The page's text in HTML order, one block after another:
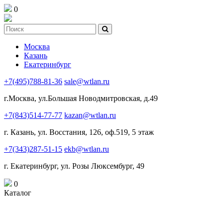
0
Москва
Казань
Екатеринбург
+7(495)788-81-36 sale@wtlan.ru
г.Москва, ул.Большая Новодмитровская, д.49
+7(843)514-77-77 kazan@wtlan.ru
г. Казань, ул. Восстания, 126, оф.519, 5 этаж
+7(343)287-51-15 ekb@wtlan.ru
г. Екатеринбург, ул. Розы Люксембург, 49
0
Каталог